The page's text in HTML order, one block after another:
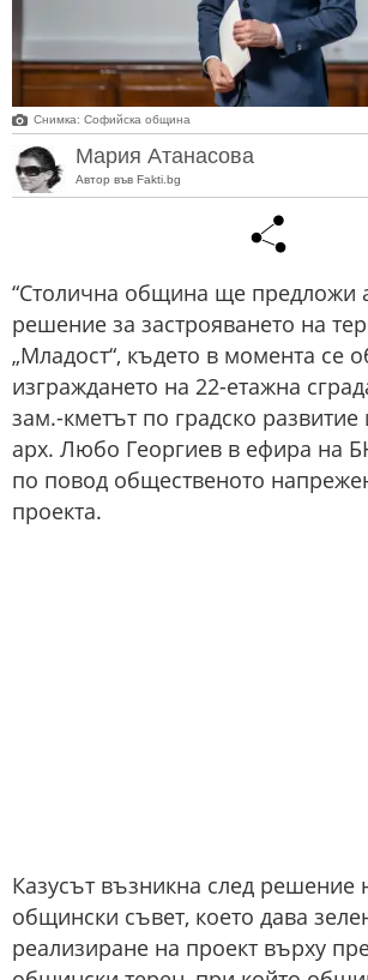
Снимка: Софийска община
Мария Атанасова
Автор във Fakti.bg
“Столична община ще предложи
решение за застрояването на
„Младост“, където в момента се
изграждането на 22-етажна
зам.-кметът по градско
арх. Любо Георгиев в ефира на
по повод общественото
проекта.
Казусът възникна след решение
общински съвет, което дава
реализиране на проект върху